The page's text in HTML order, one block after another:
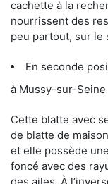
cachette à la
nourrissent des
peu partout, sur le
En seconde
à Mussy-sur-Seine
Cette blatte avec
de blatte de
et elle possède
foncé avec des
des ailes. À